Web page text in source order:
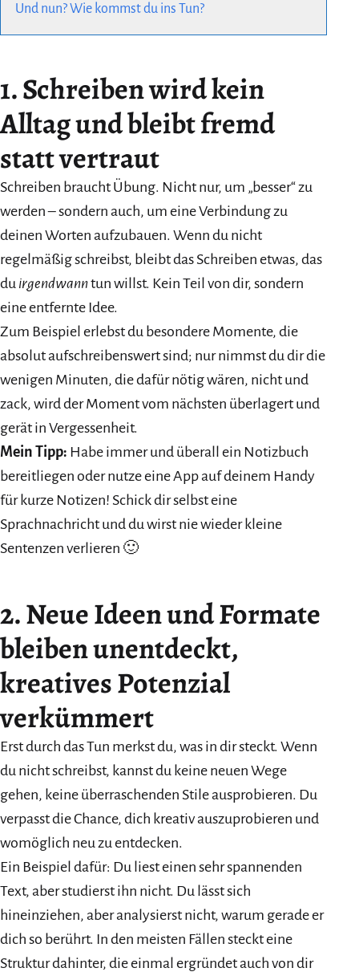
Und nun? Wie kommst du ins Tun?
1.Schreiben wird kein
Alltag und bleibt fremd
statt vertraut
Schreiben braucht Übung. Nicht nur, um „besser“ zu
werden – sondern auch, um eine Verbindung zu
deinen Worten aufzubauen. Wenn du nicht
regelmäßig schreibst, bleibt das Schreiben etwas, das
du irgendwanntun willst. Kein Teil von dir, sondern
eine entfernte Idee.
Zum Beispiel erlebst du besondere Momente, die
absolut aufschreibenswert sind; nur nimmst du dir die
wenigen Minuten, die dafür nötig wären, nicht und
zack, wird der Moment vom nächsten überlagert und
gerät in Vergessenheit.
Mein Tipp: Habe immer und überall ein Notizbuch
bereitliegen oder nutze eine App auf deinem Handy
für kurze Notizen! Schick dir selbst eine
Sprachnachricht und du wirst nie wieder kleine
Sentenzen verlieren 🙂
2.Neue Ideen und Formate
bleiben unentdeckt,
kreatives Potenzial
verkümmert
Erst durch das Tun merkst du, was in dir steckt. Wenn
du nicht schreibst, kannst du keine neuen Wege
gehen, keine überraschenden Stile ausprobieren. Du
verpasst die Chance, dich kreativ auszuprobieren und
womöglich neu zu entdecken.
Ein Beispiel dafür: Du liest einen sehr spannenden
Text, aber studierst ihn nicht. Du lässt sich
hineinziehen, aber analysierst nicht, warum gerade er
dich so berührt. In den meisten Fällen steckt eine
Struktur dahinter, die einmal ergründet auch von dir